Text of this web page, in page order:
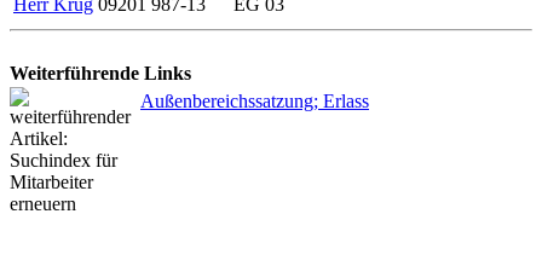
Herr Krug 09201 987-13 EG 03
Weiterführende Links
Außenbereichssatzung; Erlass